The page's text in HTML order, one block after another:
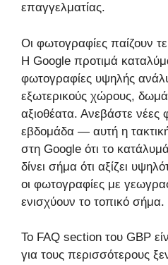
επαγγελματίας.
Οι φωτογραφίες παίζουν
Η Google προτιμά
φωτογραφίες υψηλής
εξωτερικούς χώρους,
αξιοθέατα. Ανεβάστε νέες
εβδομάδα — αυτή η
στη Google ότι το
δίνει σήμα ότι αξίζει
οι φωτογραφίες με
ενισχύουν το τοπικό σήμα.
Το FAQ section του GBP
για τους περισσότερους